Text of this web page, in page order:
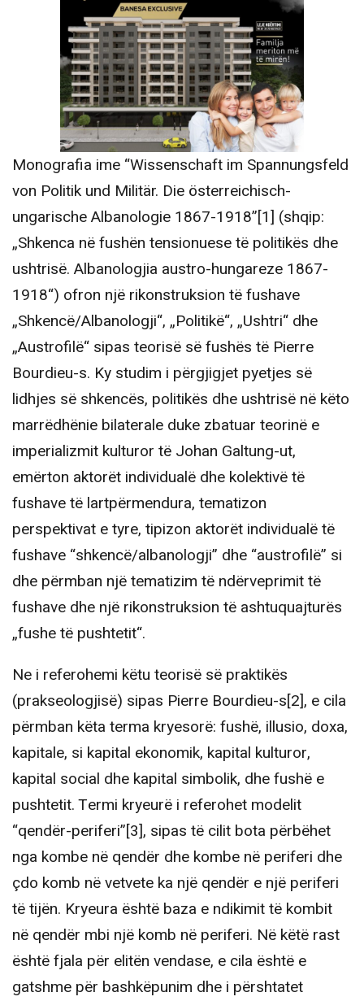
Monografia ime “Wissenschaft im Spannungsfeld
von Politik und Militär. Die österreichisch-
ungarische Albanologie 1867-1918”[1] (shqip:
„Shkenca në fushën tensionuese të politikës dhe
ushtrisë. Albanologjia austro-hungareze 1867-
1918“) ofron një rikonstruksion të fushave
„Shkencë/Albanologji“, „Politikë“, „Ushtri“ dhe
„Austrofilë“ sipas teorisë së fushës të Pierre
Bourdieu-s. Ky studim i përgjigjet pyetjes së
lidhjes së shkencës, politikës dhe ushtrisë në këto
marrëdhënie bilaterale duke zbatuar teorinë e
imperializmit kulturor të Johan Galtung-ut,
emërton aktorët individualë dhe kolektivë të
fushave të lartpërmendura, tematizon
perspektivat e tyre, tipizon aktorët individualë të
fushave “shkencë/albanologji” dhe “austrofilë” si
dhe përmban një tematizim të ndërveprimit të
fushave dhe një rikonstruksion të ashtuquajturës
„fushe të pushtetit“.
Ne i referohemi këtu teorisë së praktikës
(prakseologjisë) sipas Pierre Bourdieu-s[2], e cila
përmban këta terma kryesorë: fushë, illusio, doxa,
kapitale, si kapital ekonomik, kapital kulturor,
kapital social dhe kapital simbolik, dhe fushë e
pushtetit. Termi kryeurë i referohet modelit
“qendër-periferi”[3], sipas të cilit bota përbëhet
nga kombe në qendër dhe kombe në periferi dhe
çdo komb në vetvete ka një qendër e një periferi
të tijën. Kryeura është baza e ndikimit të kombit
në qendër mbi një komb në periferi. Në këtë rast
është fjala për elitën vendase, e cila është e
gatshme për bashkëpunim dhe i përshtatet